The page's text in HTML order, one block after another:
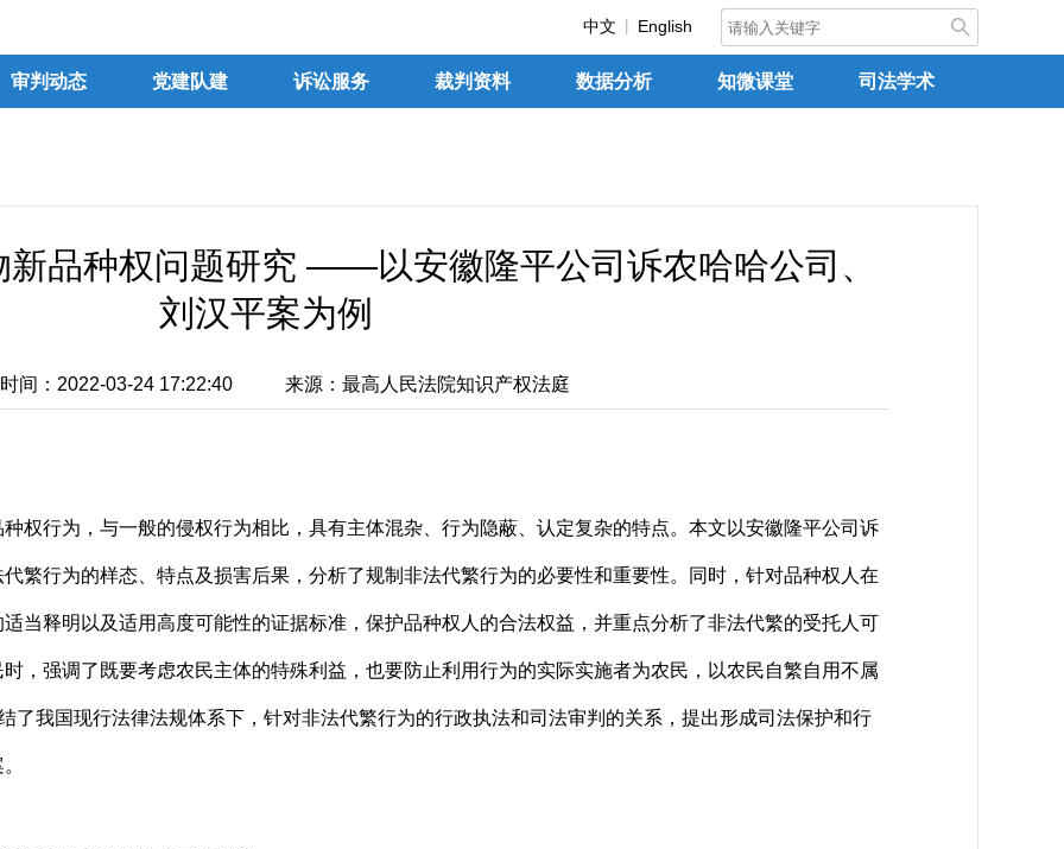
中文 English
审判动态 党建队建 诉讼服务 裁判资料 数据分析 知微课堂 司法学术
品种权问题研究 ——以安徽隆平公司诉农哈哈公司、
刘汉平案为例
间：2022-03-24 17:22:40 来源：最高人民法院知识产权法庭
行为，与一般的侵权行为相比，具有主体混杂、行为隐蔽、认定复杂的特点。本文以安徽隆平公司诉
繁行为的样态、特点及损害后果，分析了规制非法代繁行为的必要性和重要性。同时，针对品种权人在
当释明以及适用高度可能性的证据标准，保护品种权人的合法权益，并重点分析了非法代繁的受托人可
，强调了既要考虑农民主体的特殊利益，也要防止利用行为的实际实施者为农民，以农民自繁自用不属
了我国现行法律法规体系下，针对非法代繁行为的行政执法和司法审判的关系，提出形成司法保护和行